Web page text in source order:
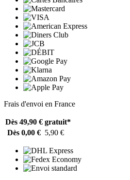
Frais d'envoi en France
Dès 49,90 € gratuit*
Dès 0,00 € 5,90 €